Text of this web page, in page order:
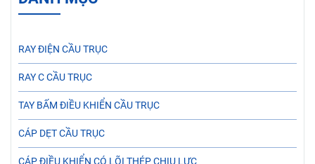
RAY ĐIỆN CẦU TRỤC
RAY C CẦU TRỤC
TAY BẤM ĐIỀU KHIỂN CẦU TRỤC
CÁP DẸT CẦU TRỤC